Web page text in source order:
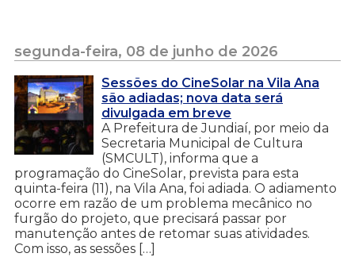
segunda-feira, 08 de junho de 2026
Sessões do CineSolar na Vila Ana
são adiadas; nova data será
divulgada em breve
A Prefeitura de Jundiaí, por meio da
Secretaria Municipal de Cultura
(SMCULT), informa que a
programação do CineSolar, prevista para esta
quinta-feira (11), na Vila Ana, foi adiada. O adiamento
ocorre em razão de um problema mecânico no
furgão do projeto, que precisará passar por
manutenção antes de retomar suas atividades.
Com isso, as sessões […]